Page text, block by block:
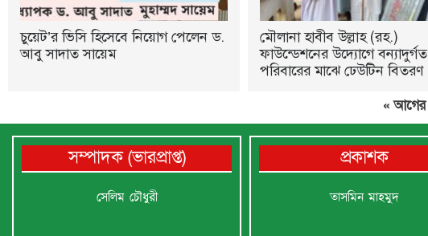
চুয়েট’র ভিসি হিসেবে নিয়োগ পেলেন ড.
আবু সাদাত সায়েম
মৌলানা হাবীব উল্লাহ (রহ.)
ফাউন্ডেশনের উদ্যোগে বন্যাদুর্গত
পরিবারের মাঝে ঢেউটিন বিতরণ
« আগের
সম্পাদক (ভারপ্রাপ্ত)
সেলিম চৌধুরী
প্রকাশক
তাসমিন মাহমুদ